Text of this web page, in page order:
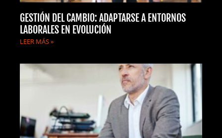
GESTIÓN DEL CAMBIO: ADAPTARSE A ENTORNOS
LABORALES EN EVOLUCIÓN
LEER MÁS »